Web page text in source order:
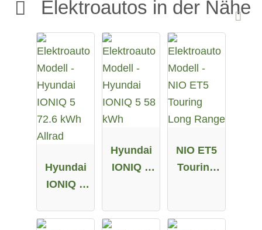
Elektroautos in der Nähe
Hyundai
IONIQ 5
Allrad
Hyundai
IONIQ 5
NIO ET5
Touring